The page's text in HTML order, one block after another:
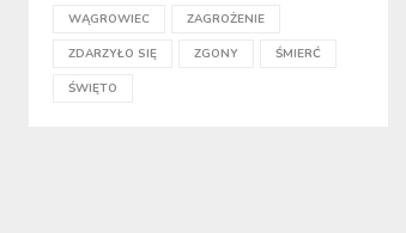
WĄGROWIEC ZAGROŻENIE
ZDARZYŁO SIĘ ZGONY ŚMIERĆ
ŚWIĘTO